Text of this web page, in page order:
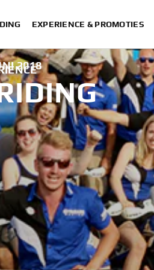
EXPERIENCE & PROMOTIES
2018